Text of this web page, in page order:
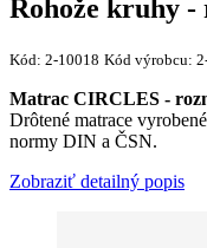
Rohože kruhy -
Kód: 2-10018 Kód výrobcu:
Matrac CIRCLES -
Drôtené matrace
normy DIN a ČSN.
Zobraziť detailný popis